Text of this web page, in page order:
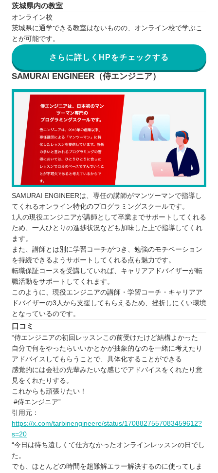
茨城県内の教室
オンライン校
茨城県に通学できる教室はないものの、オンライン校で学ぶこ
とが可能です。
さらに詳しくHPをチェックする
SAMURAI ENGINEER（侍エンジニア）
SAMURAI ENGINEERは、専任の講師がマンツーマンで指導し
てくれるオンライン特化のプログラミングスクールです。
1人の現役エンジニアが講師として卒業までサポートしてくれる
ため、一人ひとりの進捗状況なども加味した上で指導してくれ
ます。
また、講師とは別に学習コーチがつき、勉強のモチベーション
を持続できるようサポートしてくれる点も魅力です。
転職保証コースを受講していれば、キャリアアドバイザーが転
職活動をサポートしてくれます。
このように、現役エンジニアの講師・学習コーチ・キャリアア
ドバイザーの3人から支援してもらえるため、挫折しにくい環境
となっているのです。
口コミ
“侍エンジニアの初回レッスンこの前受けたけど結構よかった
自分で何をやったらいいかとかが抽象的なのを一緒に考えたり
アドバイスしてもらうことで、具体化することができる
感覚的には会社の先輩みたいな感じでアドバイスをくれたり意
見をくれたりする。
これからも頑張りたい！
#侍エンジニア”
引用元：
https://x.com/tarbinengineere/status/1708827557083459612?
s=20
“今日は待ち遠しくて仕方なかったオンラインレッスンの日でし
た。
でも、ほとんどの時間を超難解エラー解決するのに使ってしま